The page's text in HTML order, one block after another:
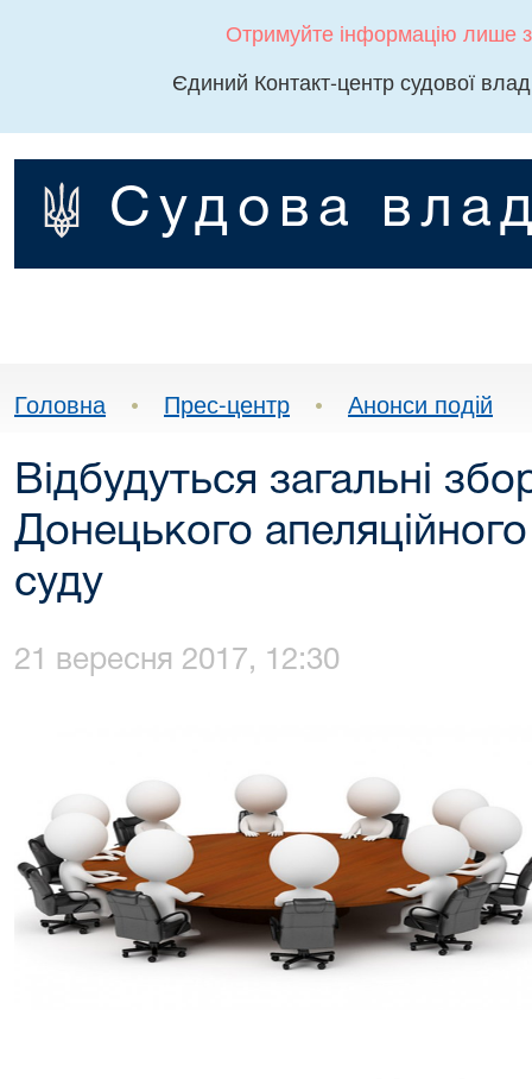
Отримуйте інформацію лише
Єдиний Контакт-центр судової
Судова
Головна • Прес-центр • Анонси подій
Відбудуться загальні
Донецького
суду
21 вересня 2017, 12:30